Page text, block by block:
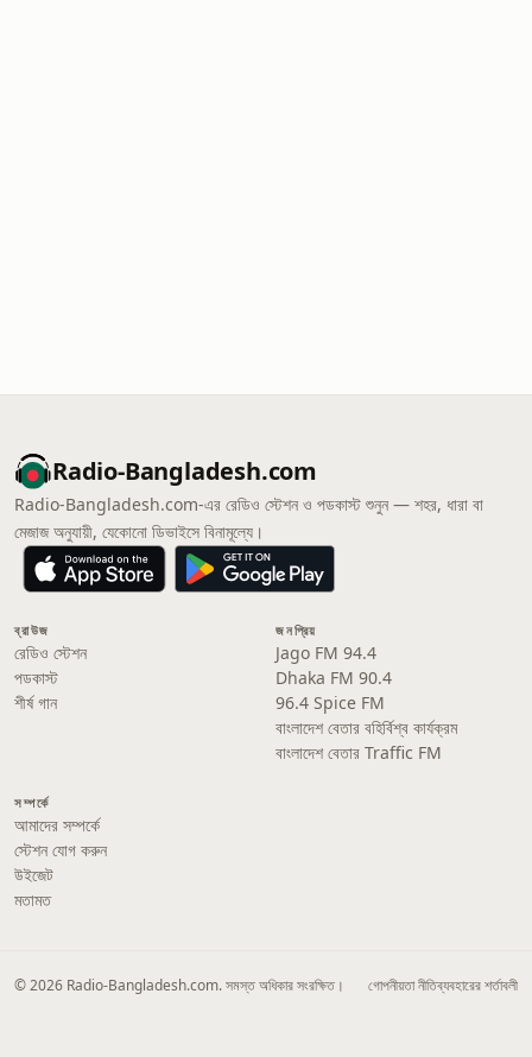
Radio-Bangladesh.com
Radio-Bangladesh.com-এর রেডিও স্টেশন ও পডকাস্ট শুনুন — শহর, ধারা বা
মেজাজ অনুযায়ী, যেকোনো ডিভাইসে বিনামূল্যে।
ব্রাউজ
রেডিও স্টেশন
পডকাস্ট
শীর্ষ গান
জনপ্রিয়
Jago FM 94.4
Dhaka FM 90.4
96.4 Spice FM
বাংলাদেশ বেতার বহির্বিশ্ব কার্যক্রম
বাংলাদেশ বেতার Traffic FM
সম্পর্কে
আমাদের সম্পর্কে
স্টেশন যোগ করুন
উইজেট
মতামত
© 2026 Radio-Bangladesh.com. সমস্ত অধিকার সংরক্ষিত। গোপনীয়তা নীতিব্যবহারের শর্তাবলী